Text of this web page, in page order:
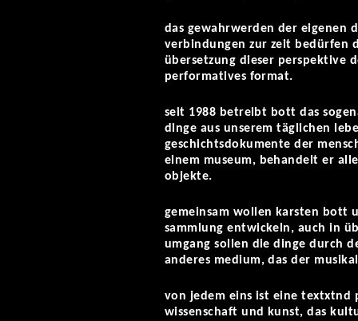
das gewahrwerden der
verbindungen zur zeit bedürfen
übersetzung dieser perspektive
performatives format.
seit 1988 betreibt bott das
dinge aus unserem täglichen
geschichtsdokumente der
einem museum, behandelt er
objekte.
gemeinsam wollen karsten bott
sammlung entwickeln, auch in
umgang sollen die dinge durch
anderes medium, das der
von jedem eins ist eine textxtnd
wissenschaft und kunst, das